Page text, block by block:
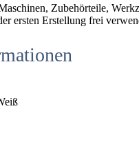
Zubehörteile,
ersten Erstellung frei